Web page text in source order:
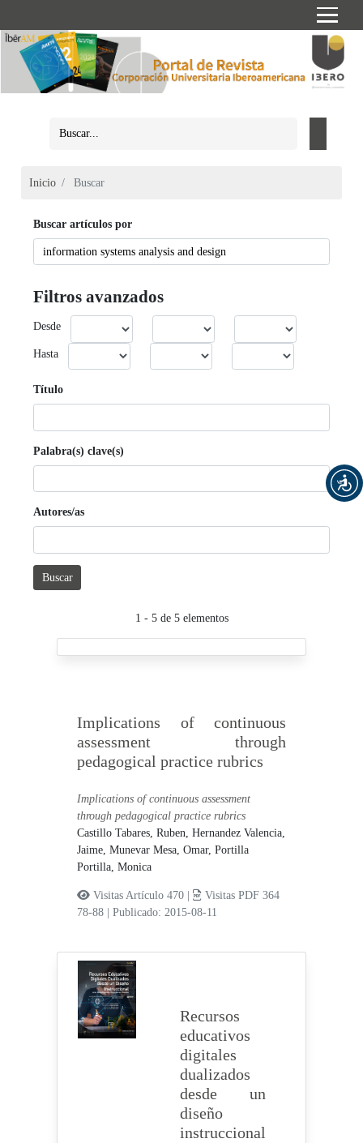
Inicio Buscar
Buscar artículos por
Filtros avanzados
Desde
Hasta
Título
Palabra(s) clave(s)
Autores/as
Buscar
1 - 5 de 5 elementos
Implications of continuous
assessment through
pedagogical practice rubrics
Implications of continuous assessment
through pedagogical practice rubrics
Castillo Tabares, Ruben,Hernandez Valencia,
Jaime,Munevar Mesa, Omar,Portilla
Portilla, Monica
Visitas Artículo 470 |
Visitas PDF 364
78-88
|Publicado: 2015-08-11
Recursos
educativos
digitales
dualizados
desde un
diseño
instruccional